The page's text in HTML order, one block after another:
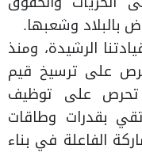
بالبلاد وشعبها.
الرشيدة، ومنذ
على ترسيخ قيم
تحرص على توظيف
بقدرات وطاقات
الفاعلة في بناء